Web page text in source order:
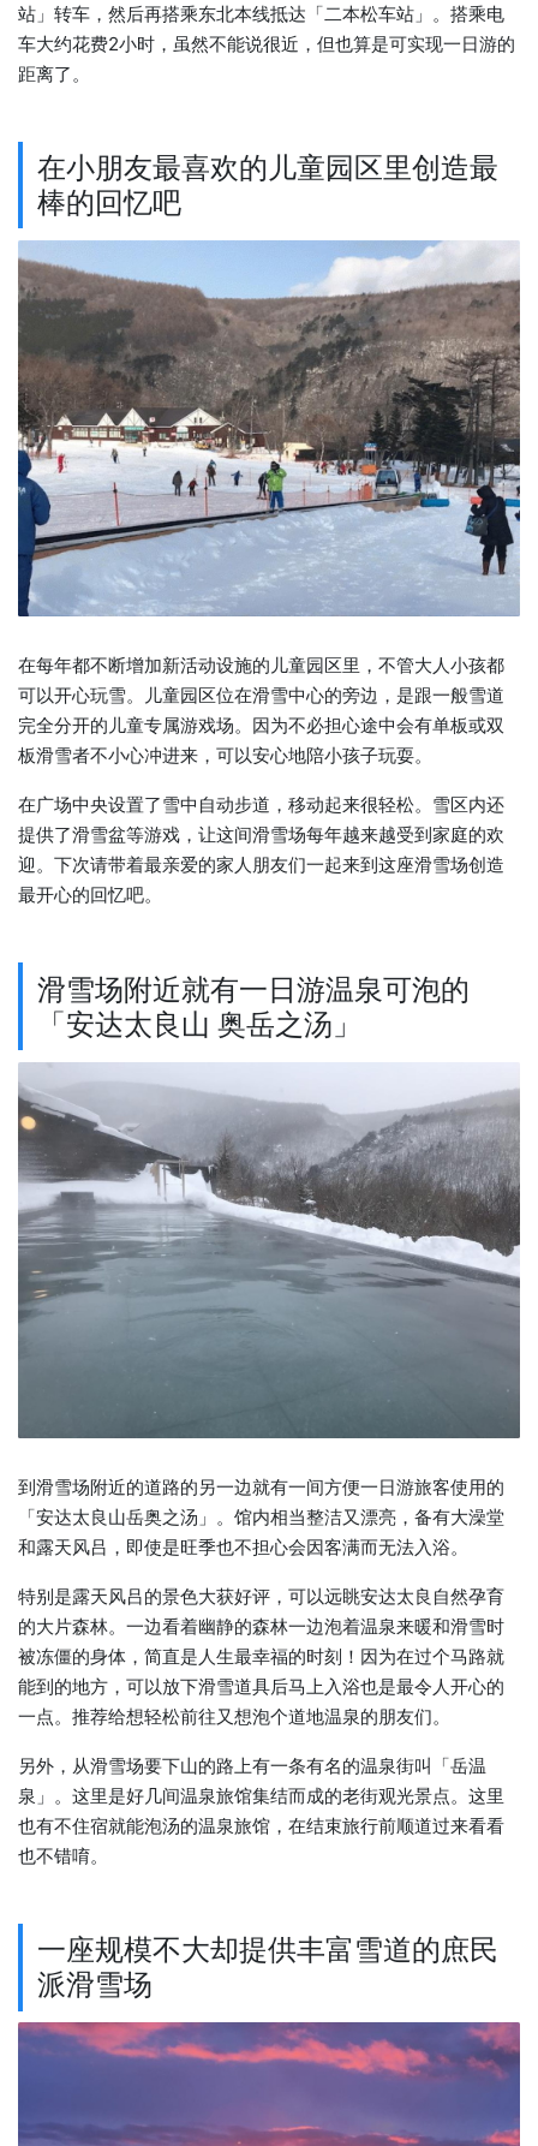
站」转车，然后再搭乘东北本线抵达「二本松车站」。搭乘电
车大约花费2小时，虽然不能说很近，但也算是可实现一日游的
距离了。
在小朋友最喜欢的儿童园区里创造最
棒的回忆吧
在每年都不断增加新活动设施的儿童园区里，不管大人小孩都
可以开心玩雪。儿童园区位在滑雪中心的旁边，是跟一般雪道
完全分开的儿童专属游戏场。因为不必担心途中会有单板或双
板滑雪者不小心冲进来，可以安心地陪小孩子玩耍。
在广场中央设置了雪中自动步道，移动起来很轻松。雪区内还
提供了滑雪盆等游戏，让这间滑雪场每年越来越受到家庭的欢
迎。下次请带着最亲爱的家人朋友们一起来到这座滑雪场创造
最开心的回忆吧。
滑雪场附近就有一日游温泉可泡的
「安达太良山 奥岳之汤」
到滑雪场附近的道路的另一边就有一间方便一日游旅客使用的
「安达太良山岳奥之汤」。馆内相当整洁又漂亮，备有大澡堂
和露天风吕，即使是旺季也不担心会因客满而无法入浴。
特别是露天风吕的景色大获好评，可以远眺安达太良自然孕育
的大片森林。一边看着幽静的森林一边泡着温泉来暖和滑雪时
被冻僵的身体，简直是人生最幸福的时刻！因为在过个马路就
能到的地方，可以放下滑雪道具后马上入浴也是最令人开心的
一点。推荐给想轻松前往又想泡个道地温泉的朋友们。
另外，从滑雪场要下山的路上有一条有名的温泉街叫「岳温
泉」。这里是好几间温泉旅馆集结而成的老街观光景点。这里
也有不住宿就能泡汤的温泉旅馆，在结束旅行前顺道过来看看
也不错唷。
一座规模不大却提供丰富雪道的庶民
派滑雪场